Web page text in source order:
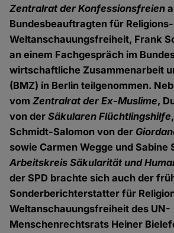
Zentralrat der Konfessionsfreien
Bundesbeauftragten für
Weltanschauungsfreiheit, Frank
an einem Fachgespräch im
wirtschaftliche Zusammenarbeit
(BMZ) in Berlin teilgenommen.
vomZentralrat der Ex-Muslime,
von derSäkularen Flüchtlingshilfe
Schmidt-Salomon von der
sowie Carmen Wegge und Sabine
Arbeitskreis Säkularität und
der SPD brachte sich auch der
Sonderberichterstatter für
Weltanschauungsfreiheit des UN-
Menschenrechtsrats Heiner